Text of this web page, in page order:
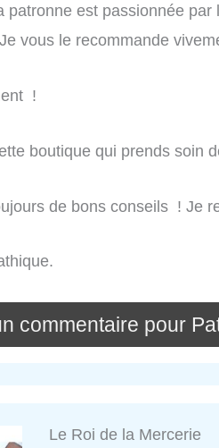
patronne est passionnée
vous le recommande
!
boutique qui prends soin
de bons conseils ! Je
commentaire pour
Le Roi de la Mercerie